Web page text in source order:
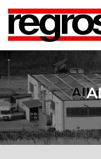
Zum
Inhalt
springen